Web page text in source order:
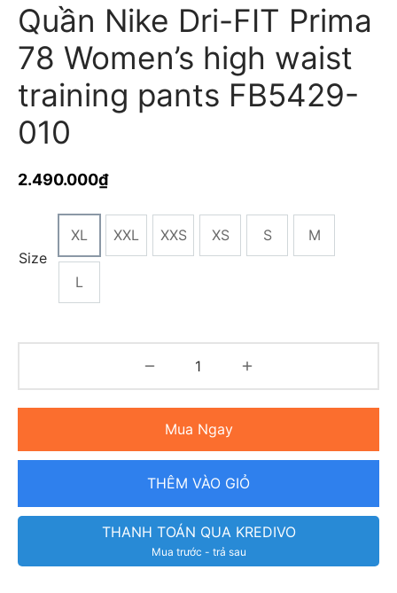
Quần Nike Dri-FIT Prima
78 Women’s high waist
training pants FB5429-
010
2.490.000₫
Size
XL XXL XXS XS S M
L
Mua Ngay
THÊM VÀO GIỎ
THANH TOÁN QUA KREDIVO
Mua trước - trả sau